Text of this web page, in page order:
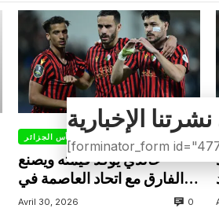
كأس الجزائر
خالدي يؤكد قيمته ويصنع
الفارق مع اتحاد العاصمة في
المباريات الحاسمة
Avril 30, 2026 0
[forminator_form